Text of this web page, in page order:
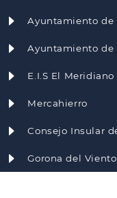
Ayuntamiento de
Ayuntamiento de
E.I.S El Meridiano
Mercahierro
Consejo Insular
Gorona del Viento